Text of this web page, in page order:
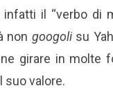
il “verbo di
non googolisu
girare in molte
suo valore.